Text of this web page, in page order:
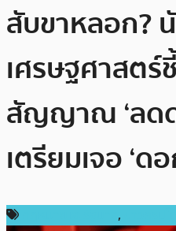
สับขาหลอก?
เศรษฐศาสตร์
สัญญาณ ‘ลดด
เตรียมเจอ ‘ด
,